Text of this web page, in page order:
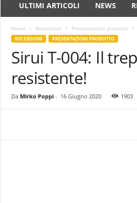
.
ULTIMI ARTICOLI NEWS
Home Recensioni Presentazioni prodotto
RECENSIONI PRESENTAZIONI PRODOTTO
Sirui T-004: Il
resistente!
Da Mirko Poppi- 16 Giugno 2020 1903